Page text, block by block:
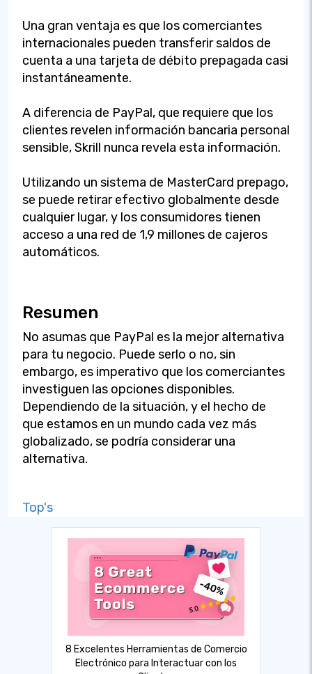
Una gran ventaja es que los comerciantes
internacionales pueden transferir saldos de
cuenta a una tarjeta de débito prepagada casi
instantáneamente.
A diferencia de PayPal, que requiere que los
clientes revelen información bancaria personal
sensible, Skrill nunca revela esta información.
Utilizando un sistema de MasterCard prepago,
se puede retirar efectivo globalmente desde
cualquier lugar, y los consumidores tienen
acceso a una red de 1,9 millones de cajeros
automáticos.
Resumen
No asumas que PayPal es la mejor alternativa
para tu negocio. Puede serlo o no, sin
embargo, es imperativo que los comerciantes
investiguen las opciones disponibles.
Dependiendo de la situación, y el hecho de
que estamos en un mundo cada vez más
globalizado, se podría considerar una
alternativa.
Top's
8 Excelentes Herramientas de Comercio
Electrónico para Interactuar con los